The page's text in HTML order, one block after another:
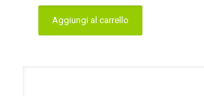
Aggiungi al carrello